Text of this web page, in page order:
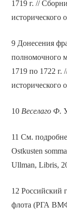
1719 г. //
исторического
9 Донесения
полномочного
1719 по 1722 г.
исторического
10 Веселаго Ф.
11 См.
Ostkusten
Ullman, Libris,
12 Российский
флота (РГА